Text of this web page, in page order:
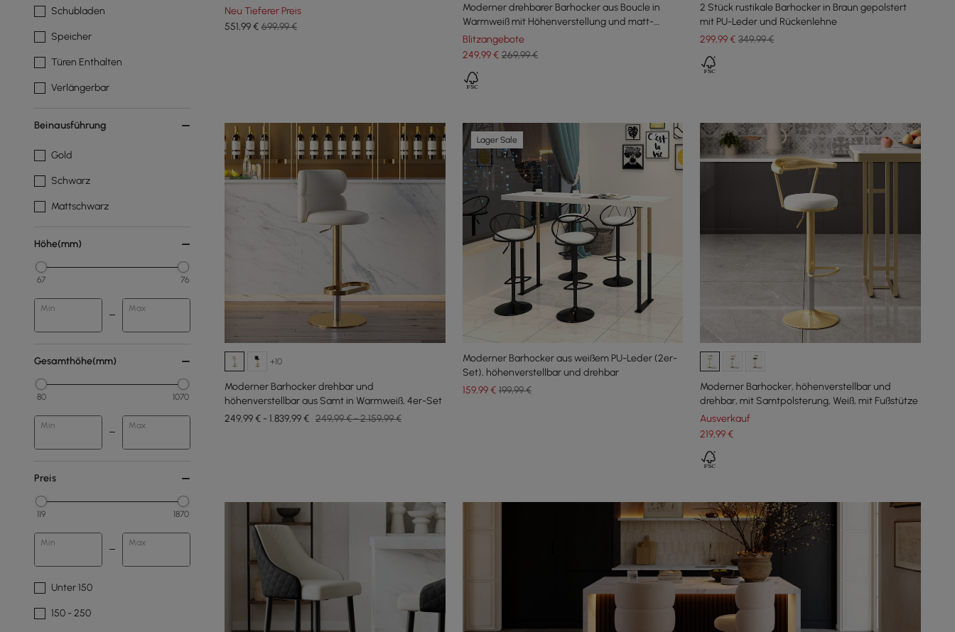
Schubladen
Speicher
Türen Enthalten
Verlängerbar
Beinausführung
Gold
Schwarz
Mattschwarz
Höhe(mm)
67 76
Min Max
Gesamthöhe(mm)
80 1070
Min Max
Preis
119 1870
Min Max
Unter 150
150 - 250
getuftete
Neu Tieferer Preis
551,99€ 699,99 €
Moderner drehbarer Barhocker aus Boucle in
Warmweiß mit Höhenverstellung und matt-
schwarzem Fuß, 1er-Set
Blitzangebote
249,99€ 269,99 €
2 Stück rustikale Barhocker in Braun gepolstert
mit PU-Leder und Rückenlehne
299,99€ 349,99 €
+10
Moderner Barhocker drehbar und
höhenverstellbar aus Samt in Warmweiß, 4er-Set
249,99 € - 1.839,99 € 249,99 € - 2.159,99 €
Lager Sale
Moderner Barhocker aus weißem PU-Leder (2er-
Set), höhenverstellbar und drehbar
159,99€ 199,99 €
Moderner Barhocker, höhenverstellbar und
drehbar, mit Samtpolsterung, Weiß, mit Fußstütze
Ausverkauf
219,99€